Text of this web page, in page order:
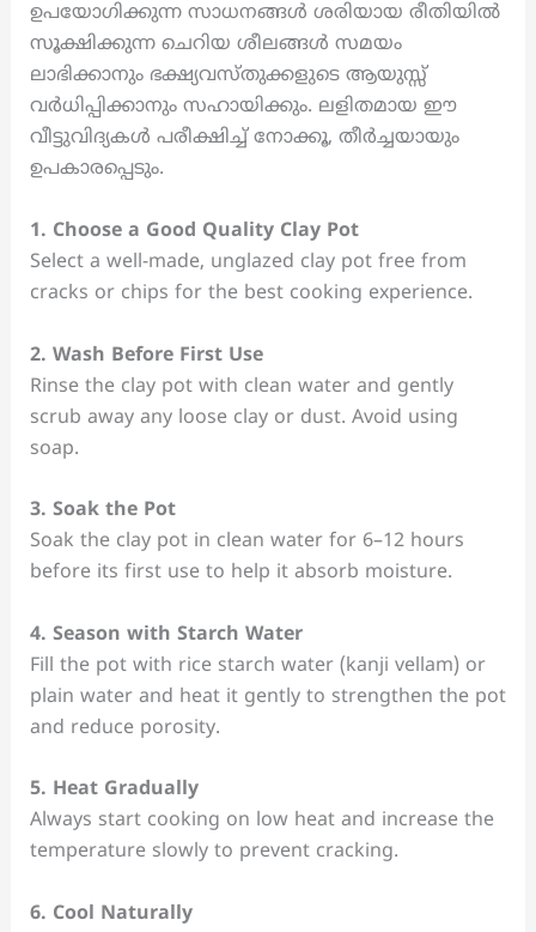
ഉപയോഗിക്കുന്ന സാധനങ്ങൾ ശരിയായ രീതിയിൽ
സൂക്ഷിക്കുന്ന ചെറിയ ശീലങ്ങൾ സമയം
ലാഭിക്കാനും ഭക്ഷ്യവസ്തുക്കളുടെ ആയുസ്സ്
വർധിപ്പിക്കാനും സഹായിക്കും. ലളിതമായ ഈ
വീട്ടുവിദ്യകൾ പരീക്ഷിച്ച് നോക്കൂ, തീർച്ചയായും
ഉപകാരപ്പെടും.
1. Choose a Good Quality Clay Pot
Select a well-made, unglazed clay pot free from
cracks or chips for the best cooking experience.
2. Wash Before First Use
Rinse the clay pot with clean water and gently
scrub away any loose clay or dust. Avoid using
soap.
3. Soak the Pot
Soak the clay pot in clean water for 6–12 hours
before its first use to help it absorb moisture.
4. Season with Starch Water
Fill the pot with rice starch water (kanji vellam) or
plain water and heat it gently to strengthen the pot
and reduce porosity.
5. Heat Gradually
Always start cooking on low heat and increase the
temperature slowly to prevent cracking.
6. Cool Naturally